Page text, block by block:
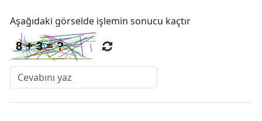
Aşağıdaki görselde işlemin sonucu kaçtır